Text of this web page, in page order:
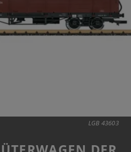
LGB 43603